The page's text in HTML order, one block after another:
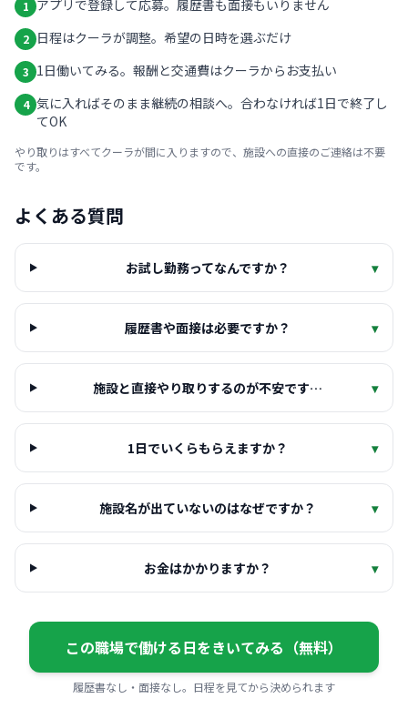
1 アプリで登録して応募。履歴書も面接もいりません
2 日程はクーラが調整。希望の日時を選ぶだけ
3 1日働いてみる。報酬と交通費はクーラからお支払い
4 気に入ればそのまま継続の相談へ。合わなければ1日で終了し
てOK
やり取りはすべてクーラが間に入りますので、施設への直接のご連絡は不要
です。
よくある質問
お試し勤務ってなんですか？ ▾
履歴書や面接は必要ですか？ ▾
施設と直接やり取りするのが不安です… ▾
1日でいくらもらえますか？ ▾
施設名が出ていないのはなぜですか？ ▾
お金はかかりますか？ ▾
この職場で働ける日をきいてみる（無料）
履歴書なし・面接なし。日程を見てから決められます